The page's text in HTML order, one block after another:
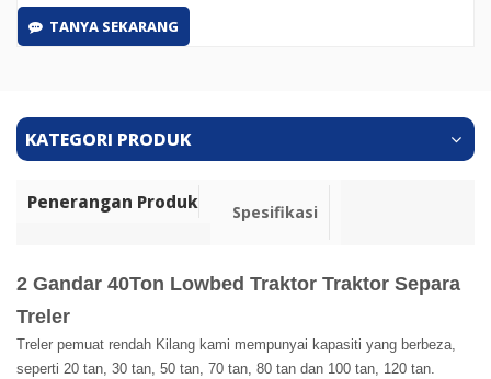
TANYA SEKARANG
KATEGORI PRODUK
Penerangan Produk Spesifikasi
2 Gandar 40Ton Lowbed Traktor Traktor Separa
Treler
Treler pemuat rendah Kilang kami mempunyai kapasiti yang berbeza,
seperti 20 tan, 30 tan, 50 tan, 70 tan, 80 tan dan 100 tan, 120 tan.